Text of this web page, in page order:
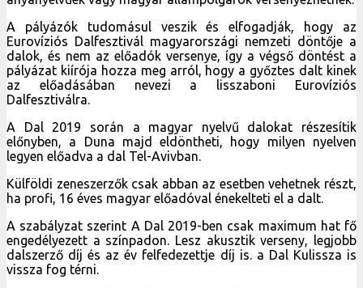
A pályázók tudomásul veszik és elfogadják, hogy az
Eurovíziós Dalfesztivál magyarországi nemzeti döntője a
dalok, és nem az előadók versenye, így a végső döntést a
pályázat kiírója hozza meg arról, hogy a győztes dalt kinek
az előadásában nevezi a lisszaboni Eurovíziós
Dalfesztiválra.
A Dal 2019 során a magyar nyelvű dalokat részesítik
előnyben, a Duna majd eldöntheti, hogy milyen nyelven
legyen előadva a dal Tel-Avivban.
Külföldi zeneszerzők csak abban az esetben vehetnek részt,
ha profi, 16 éves magyar előadóval énekelteti el a dalt.
A szabályzat szerint A Dal 2019-ben csak maximum hat fő
engedélyezett a színpadon. Lesz akusztik verseny, legjobb
dalszerző díj és az év felfedezettje díj is. a Dal Kulissza is
vissza fog térni.